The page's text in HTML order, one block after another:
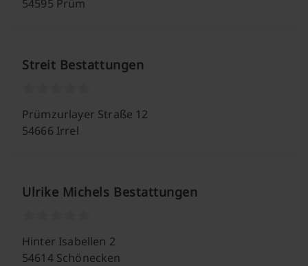
54595 Prüm
Streit Bestattungen
Prümzurlayer Straße 12
54666 Irrel
Ulrike Michels Bestattungen
Hinter Isabellen 2
54614 Schönecken